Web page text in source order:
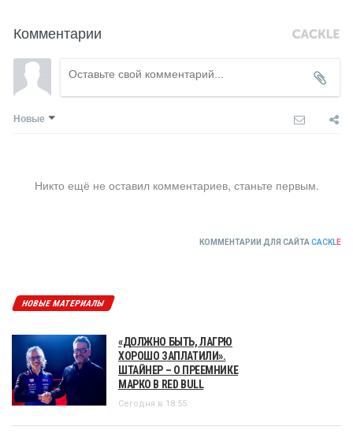
Комментарии
Новые
Никто ещё не оставил комментариев, станьте первым.
КОММЕНТАРИИ ДЛЯ САЙТА CACKLE
НОВЫЕ МАТЕРИАЛЫ
«ДОЛЖНО БЫТЬ, ЛАГРЮ
ХОРОШО ЗАПЛАТИЛИ».
ШТАЙНЕР – О ПРЕЕМНИКЕ
МАРКО В RED BULL
Сегодня в 18:55